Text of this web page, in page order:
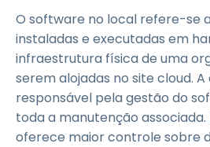
O software no local refere-se
instaladas e executadas em
infraestrutura física de uma
serem alojadas no site cloud.
responsável pela gestão do
toda a manutenção
oferece maior controle sobre